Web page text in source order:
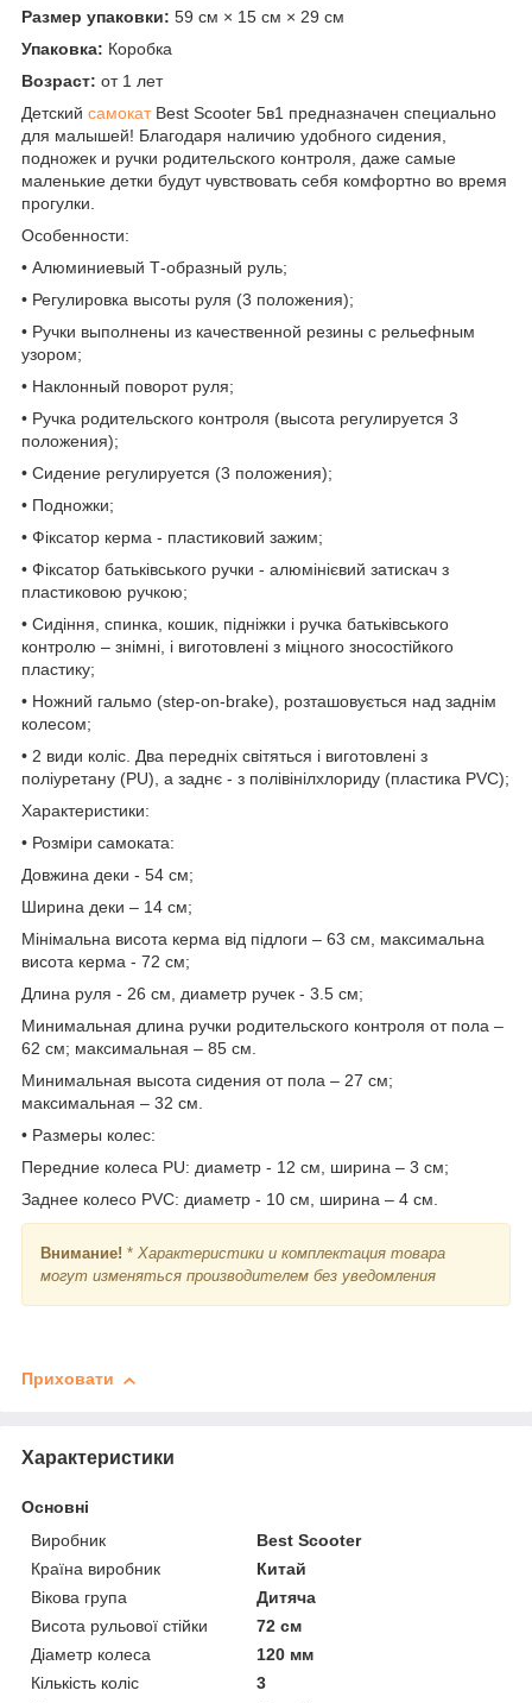
Размер упаковки: 59 см × 15 см × 29 см
Упаковка: Коробка
Возраст: от 1 лет
Детский самокатBest Scooter 5в1 предназначен специально
для малышей! Благодаря наличию удобного сидения,
подножек и ручки родительского контроля, даже самые
маленькие детки будут чувствовать себя комфортно во время
прогулки.
Особенности:
• Алюминиевый Т-образный руль;
• Регулировка высоты руля (3 положения);
• Ручки выполнены из качественной резины с рельефным
узором;
• Наклонный поворот руля;
• Ручка родительского контроля (высота регулируется 3
положения);
• Сидение регулируется (3 положения);
• Подножки;
• Фіксатор керма - пластиковий зажим;
• Фіксатор батьківського ручки - алюмінієвий затискач з
пластиковою ручкою;
• Сидіння, спинка, кошик, підніжки і ручка батьківського
контролю – знімні, і виготовлені з міцного зносостійкого
пластику;
• Ножний гальмо (step-on-brake), розташовується над заднім
колесом;
• 2 види коліс. Два передніх світяться і виготовлені з
поліуретану (PU), а заднє - з полівінілхлориду (пластика PVC);
Характеристики:
• Розміри самоката:
Довжина деки - 54 см;
Ширина деки – 14 см;
Мінімальна висота керма від підлоги – 63 см, максимальна
висота керма - 72 см;
Длина руля - 26 см, диаметр ручек - 3.5 см;
Минимальная длина ручки родительского контроля от пола –
62 см; максимальная – 85 см.
Минимальная высота сидения от пола – 27 см;
максимальная – 32 см.
• Размеры колес:
Передние колеса PU: диаметр - 12 см, ширина – 3 см;
Заднее колесо PVC: диаметр - 10 см, ширина – 4 см.
Внимание! * Характеристики и комплектация товара
могут изменяться производителем без уведомления
Приховати
Характеристики
Основні
Виробник
Best Scooter
Країна виробник
Китай
Вікова група
Дитяча
Висота рульової стійки
72 см
Діаметр колеса
120 мм
Кількість коліс
3